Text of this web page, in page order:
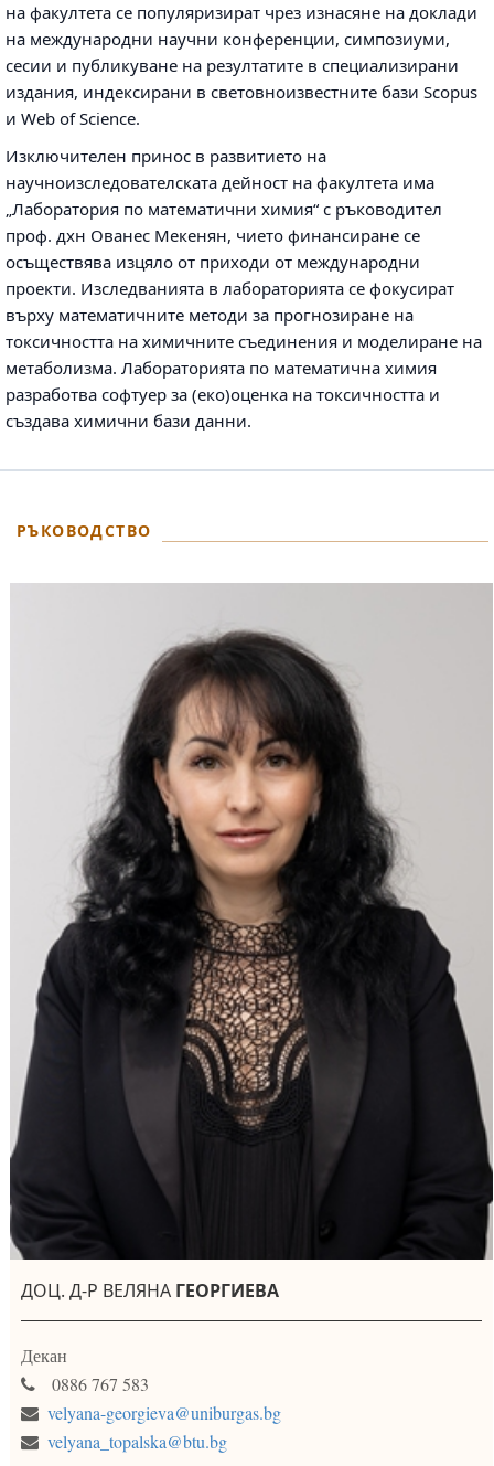
на факултета се популяризират чрез изнасяне на доклади
на международни научни конференции, симпозиуми,
сесии и публикуване на резултатите в специализирани
издания, индексирани в световноизвестните бази Scopus
и Web of Science.
Изключителен принос в развитието на
научноизследователската дейност на факултета има
„Лаборатория по математични химия“ с ръководител
проф. дхн Ованес Мекенян, чието финансиране се
осъществява изцяло от приходи от международни
проекти. Изследванията в лабораторията се фокусират
върху математичните методи за прогнозиране на
токсичността на химичните съединения и моделиране на
метаболизма. Лабораторията по математична химия
разработва софтуер за (еко)оценка на токсичността и
създава химични бази данни.
РЪКОВОДСТВО
ДОЦ. Д-Р ВЕЛЯНА ГЕОРГИЕВА
Декан
0886 767 583
velyana-georgieva@uniburgas.bg
velyana_topalska@btu.bg